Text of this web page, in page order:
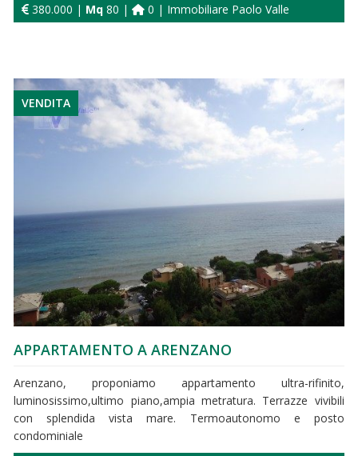
380.000 | Mq 80 | 0 | Immobiliare Paolo Valle
VENDITA
APPARTAMENTO A ARENZANO
Arenzano, proponiamo appartamento ultra-rifinito,
luminosissimo,ultimo piano,ampia metratura. Terrazze vivibili
con splendida vista mare. Termoautonomo e posto
condominiale